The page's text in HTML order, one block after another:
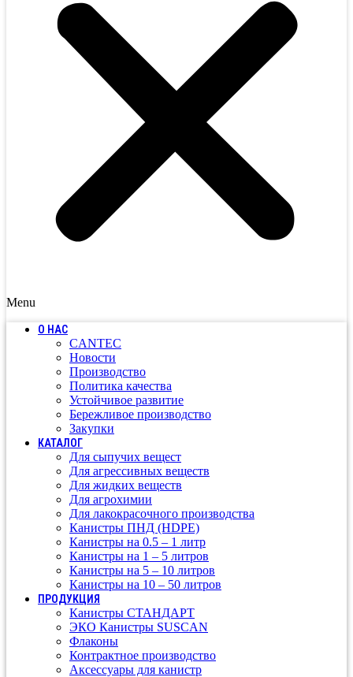
Menu
О НАС
CANTEC
Новости
Производство
Политика качества
Устойчивое развитие
Бережливое производство
Закупки
КАТАЛОГ
Для сыпучих вещест
Для агрессивных веществ
Для жидких веществ
Для агрохимии
Для лакокрасочного производства
Канистры ПНД (HDPE)
Канистры на 0.5 – 1 литр
Канистры на 1 – 5 литров
Канистры на 5 – 10 литров
Канистры на 10 – 50 литров
ПРОДУКЦИЯ
Канистры СТАНДАРТ
ЭКО Канистры SUSCAN
Флаконы
Контрактное производство
Аксессуары для канистр